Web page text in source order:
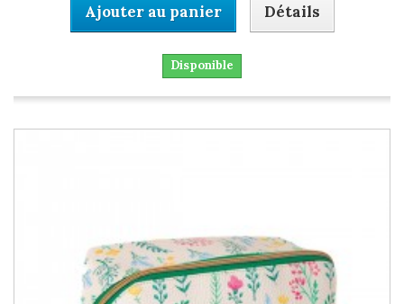
Ajouter au panier Détails
Disponible